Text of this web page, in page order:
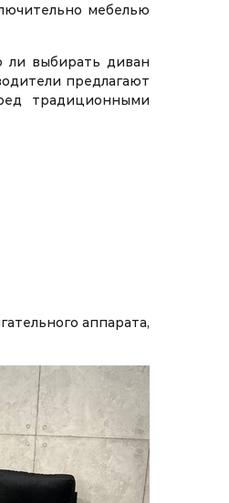
мебелью
ли выбирать диван
предлагают
традиционными
аппарата,